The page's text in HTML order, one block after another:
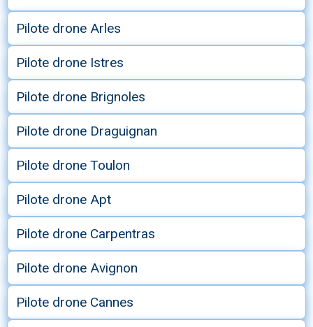
Pilote drone Arles
Pilote drone Istres
Pilote drone Brignoles
Pilote drone Draguignan
Pilote drone Toulon
Pilote drone Apt
Pilote drone Carpentras
Pilote drone Avignon
Pilote drone Cannes